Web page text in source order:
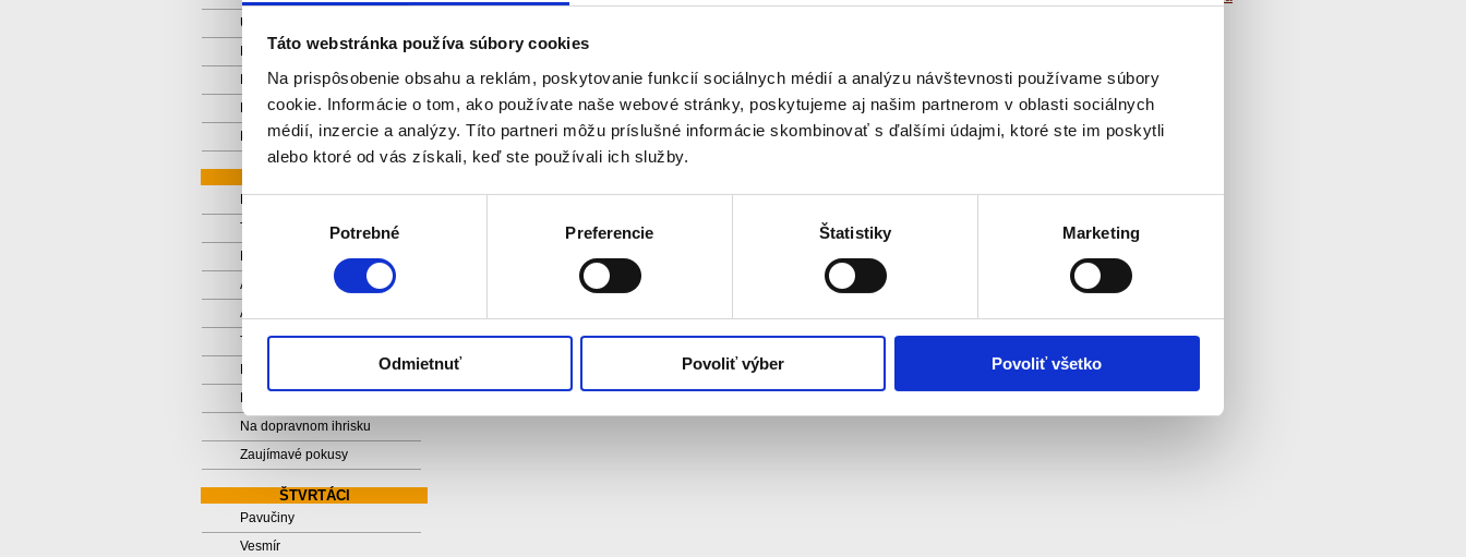
Táto webstránka používa súbory cookies
Na prispôsobenie obsahu a reklám, poskytovanie funkcií sociálnych médií a analýzu návštevnosti používame súbory
cookie. Informácie o tom, ako používate naše webové stránky, poskytujeme aj našim partnerom v oblasti sociálnych
médií, inzercie a analýzy. Títo partneri môžu príslušné informácie skombinovať s ďalšími údajmi, ktoré ste im poskytli
alebo ktoré od vás získali, keď ste používali ich služby.
Výber
Potrebné Preferencie Štatistiky Marketing
Odmietnuť Povoliť výber Povoliť všetko
Učíme sa spolupracovať
Naša malá záhradka
Daisy Town
Domáce pokusy z prvouky
Projekty z prvouky
Mobilné planetárium
Tématický deň
Aká bude Európa 2026?
Adventný kalendár
Tématický deň - Zima
Na dopravnom ihrisku
Zaujímavé pokusy
ŠTVRTÁCI
Pavučiny
Vesmír